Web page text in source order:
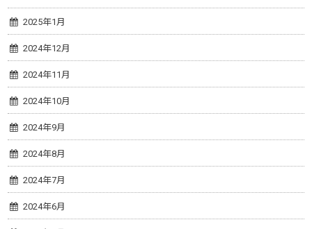
2025年1月
2024年12月
2024年11月
2024年10月
2024年9月
2024年8月
2024年7月
2024年6月